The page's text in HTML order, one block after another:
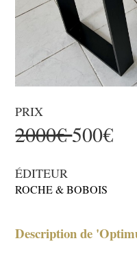
PRIX
2000€500€
ÉDITEUR
ROCHE & BOBOIS
Description de